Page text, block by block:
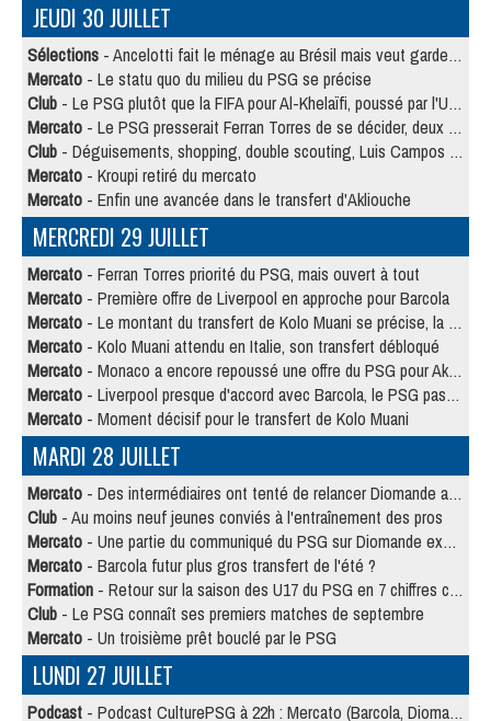
JEUDI 30 JUILLET
Sélections - Ancelotti fait le ménage au Brésil mais veut garder Marquinhos
Mercato - Le statu quo du milieu du PSG se précise
Club - Le PSG plutôt que la FIFA pour Al-Khelaïfi, poussé par l'UEFA ?
Mercato - Le PSG presserait Ferran Torres de se décider, deux pistes de secours
Club - Déguisements, shopping, double scouting, Luis Campos dévoile ses méthodes
Mercato - Kroupi retiré du mercato
Mercato - Enfin une avancée dans le transfert d'Akliouche
MERCREDI 29 JUILLET
Mercato - Ferran Torres priorité du PSG, mais ouvert à tout
Mercato - Première offre de Liverpool en approche pour Barcola
Mercato - Le montant du transfert de Kolo Muani se précise, la formule aussi
Mercato - Kolo Muani attendu en Italie, son transfert débloqué
Mercato - Monaco a encore repoussé une offre du PSG pour Akliouche
Mercato - Liverpool presque d'accord avec Barcola, le PSG pas du tout
Mercato - Moment décisif pour le transfert de Kolo Muani
MARDI 28 JUILLET
Mercato - Des intermédiaires ont tenté de relancer Diomande au PSG
Club - Au moins neuf jeunes conviés à l'entraînement des pros
Mercato - Une partie du communiqué du PSG sur Diomande expliquée
Mercato - Barcola futur plus gros transfert de l'été ?
Formation - Retour sur la saison des U17 du PSG en 7 chiffres clés
Club - Le PSG connaît ses premiers matches de septembre
Mercato - Un troisième prêt bouclé par le PSG
LUNDI 27 JUILLET
Podcast - Podcast CulturePSG à 22h : Mercato (Barcola, Diomande, etc)